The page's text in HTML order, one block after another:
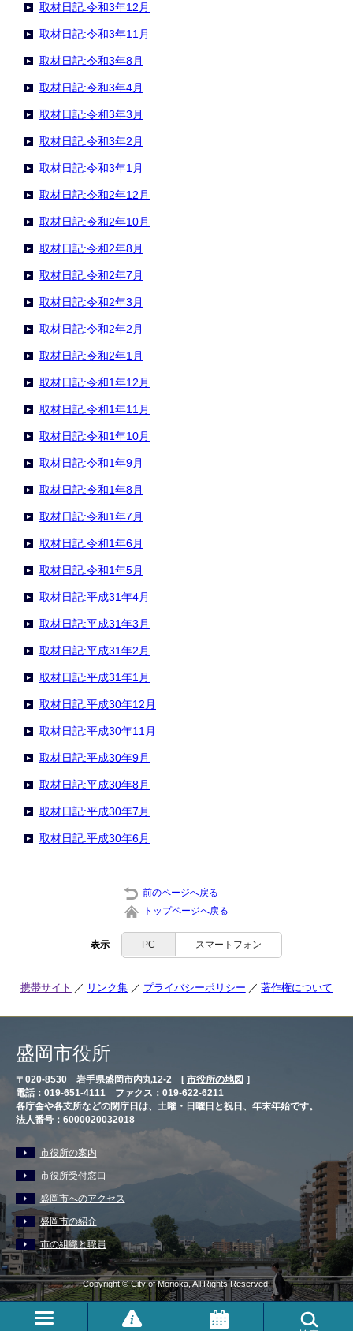
取材日記:令和3年12月
取材日記:令和3年11月
取材日記:令和3年8月
取材日記:令和3年4月
取材日記:令和3年3月
取材日記:令和3年2月
取材日記:令和3年1月
取材日記:令和2年12月
取材日記:令和2年10月
取材日記:令和2年8月
取材日記:令和2年7月
取材日記:令和2年3月
取材日記:令和2年2月
取材日記:令和2年1月
取材日記:令和1年12月
取材日記:令和1年11月
取材日記:令和1年10月
取材日記:令和1年9月
取材日記:令和1年8月
取材日記:令和1年7月
取材日記:令和1年6月
取材日記:令和1年5月
取材日記:平成31年4月
取材日記:平成31年3月
取材日記:平成31年2月
取材日記:平成31年1月
取材日記:平成30年12月
取材日記:平成30年11月
取材日記:平成30年9月
取材日記:平成30年8月
取材日記:平成30年7月
取材日記:平成30年6月
前のページへ戻る
トップページへ戻る
表示 PC スマートフォン
携帯サイト リンク集 プライバシーポリシー 著作権について
盛岡市役所
〒020-8530 岩手県盛岡市内丸12-2 [ 市役所の地図 ］
電話：019-651-4111 ファクス：019-622-6211
各庁舎や各支所などの閉庁日は、土曜・日曜日と祝日、年末年始です。
法人番号：6000020032018
市役所の案内
市役所受付窓口
盛岡市へのアクセス
盛岡市の紹介
市の組織と職員
Copyright © City of Morioka, All Rights Reserved.